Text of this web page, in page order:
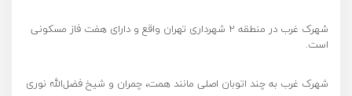
شهرک غرب در منطقه ۲ شهرداری تهران واقع و دارای هفت فاز مسکونی
است.
شهرک غرب به چند اتوبان اصلی مانند همت، چمران و شیخ فضل‌الله نوری